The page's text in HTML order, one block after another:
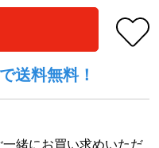
送料無料！
緒にお買い求めいただ